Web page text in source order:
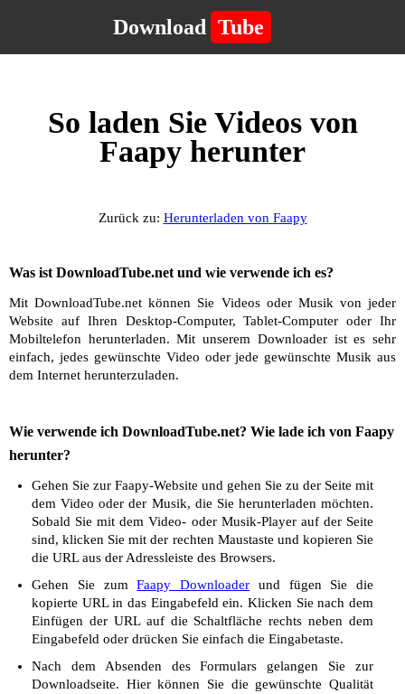
Download Tube
So laden Sie Videos von
Faapy herunter
Zurück zu: Herunterladen von Faapy
Was ist DownloadTube.net und wie verwende ich es?
Mit DownloadTube.net können Sie Videos oder Musik von jeder
Website auf Ihren Desktop-Computer, Tablet-Computer oder Ihr
Mobiltelefon herunterladen. Mit unserem Downloader ist es sehr
einfach, jedes gewünschte Video oder jede gewünschte Musik aus
dem Internet herunterzuladen.
Wie verwende ich DownloadTube.net? Wie lade ich von Faapy
herunter?
Gehen Sie zur Faapy-Website und gehen Sie zu der Seite mit
dem Video oder der Musik, die Sie herunterladen möchten.
Sobald Sie mit dem Video- oder Musik-Player auf der Seite
sind, klicken Sie mit der rechten Maustaste und kopieren Sie
die URL aus der Adressleiste des Browsers.
Gehen Sie zumFaapy Downloader und fügen Sie die
kopierte URL in das Eingabefeld ein. Klicken Sie nach dem
Einfügen der URL auf die Schaltfläche rechts neben dem
Eingabefeld oder drücken Sie einfach die Eingabetaste.
Nach dem Absenden des Formulars gelangen Sie zur
Downloadseite. Hier können Sie die gewünschte Qualität